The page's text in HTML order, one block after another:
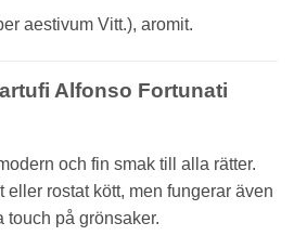
aestivum Vitt.), aromit.
Alfonso Fortunati
och fin smak till alla rätter.
eller rostat kött, men fungerar även
touch på grönsaker.